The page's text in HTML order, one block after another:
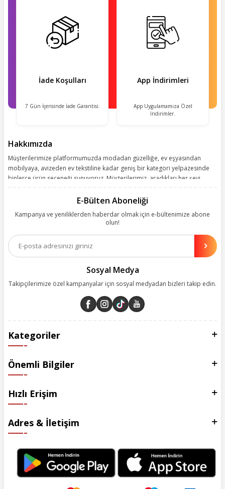
İade Koşulları
7 Gün İçerisinde İade Garantisi.
App İndirimleri
App Uygulamamıza Özel
İndirimler.
Hakkımızda
Müşterilerimize platformumuzda modadan güzelliğe, ev eşyasından
mobilyaya, avizeden ev tekstiline kadar geniş bir kategori yelpazesinde
binlerce ürün seçeneği sunuyoruz. Müşterilerimiz, aradıkları her şeyi
kolay, kusursuz ve keyifli bir alışveriş yolculuğu sunarken deneyiminize
olanakları sunuyoruz. Çalışmalarımızı müşterilerimizin memnuniyetini
esas alarak yürütüyoruz.
E-Bülten Aboneliği
Kampanya ve yeniliklerden haberdar olmak için e-bültenimize abone
olun!
Sosyal Medya
Takipçilerimize özel kampanyalar için sosyal medyadan bizleri takip edin.
Kategoriler
Önemli Bilgiler
Hızlı Erişim
Adres & İletişim